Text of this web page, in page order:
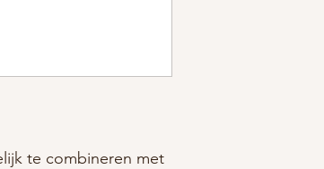
te combineren met